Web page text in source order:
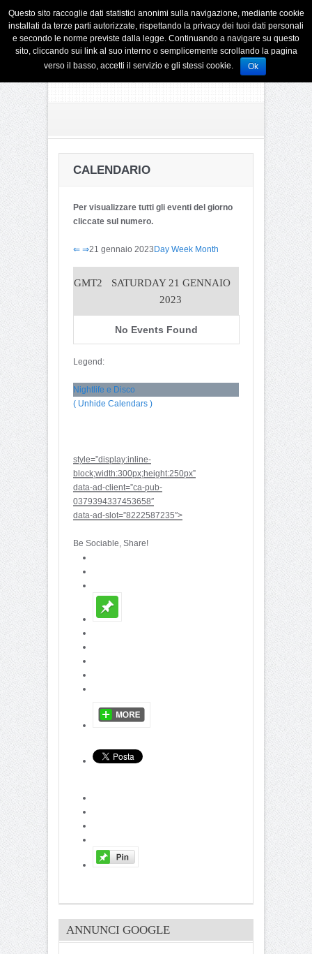
CALENDARIO
Per visualizzare tutti gli eventi del giorno
cliccate sul numero.
⇐ ⇒21 gennaio 2023Day Week Month
GMT2
SATURDAY 21 GENNAIO
2023
No Events Found
Legend:
Nightlife e Disco
( Unhide Calendars )
style=”display:inline-
block;width:300px;height:250px”
data-ad-client=”ca-pub-
0379394337453658″
data-ad-slot=”8222587235″>
Be Sociable, Share!
ANNUNCI GOOGLE
Questo sito raccoglie dati statistici anonimi sulla navigazione, mediante cookie
installati da terze parti autorizzate, rispettando la privacy dei tuoi dati personali
e secondo le norme previste dalla legge. Continuando a navigare su questo
sito, cliccando sui link al suo interno o semplicemente scrollando la pagina
verso il basso, accetti il servizio e gli stessi cookie.
Ok